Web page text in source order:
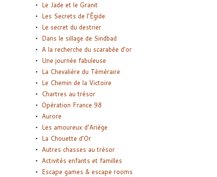
Le Jade et le Granit
Les Secrets de l’Égide
Le secret du destrier
Dans le sillage de Sindbad
A la recherche du scarabée d’or
Une journée fabuleuse
La Chevalière du Téméraire
Le Chemin de la Victoire
Chartres au trésor
Opération France 98
Aurore
Les amoureux d’Ariège
La Chouette d’Or
Autres chasses au trésor
Activités enfants et familles
Escape games & escape rooms